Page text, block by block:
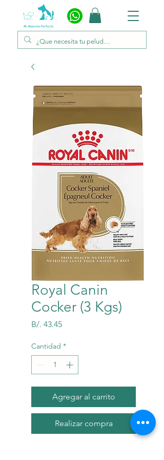
Royal Canin
Cocker (3 Kgs)
B/. 43.45Precio
Cantidad *
Agregar al carrito
Realizar compra